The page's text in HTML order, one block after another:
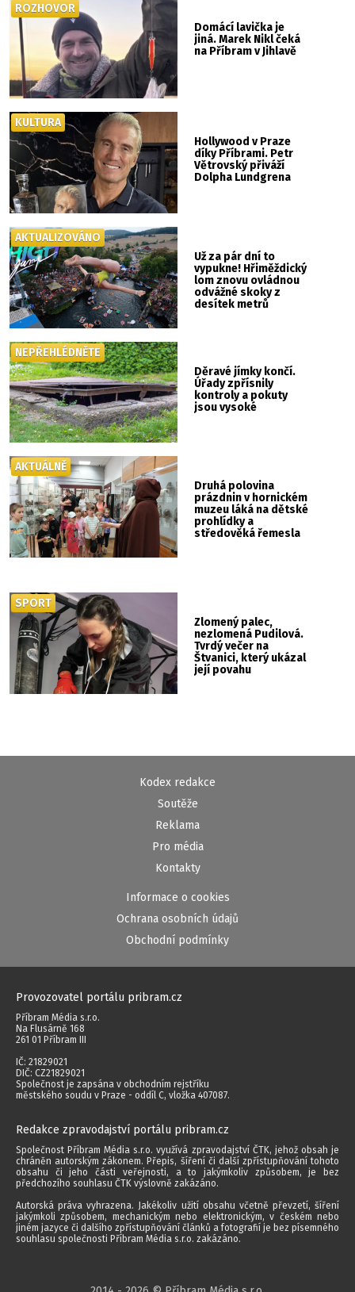
Domácí lavička je
jiná. Marek Nikl čeká
na Příbram v Jihlavě
ROZHOVOR
Hollywood v Praze
díky Příbrami. Petr
Větrovský přiváží
Dolpha Lundgrena
KULTURA
Už za pár dní to
vypukne! Hřiměždický
lom znovu ovládnou
odvážné skoky z
desítek metrů
AKTUALIZOVÁNO
Děravé jímky končí.
Úřady zpřísnily
kontroly a pokuty
jsou vysoké
NEPŘEHLÉDNĚTE
Druhá polovina
prázdnin v hornickém
muzeu láká na dětské
prohlídky a
středověká řemesla
AKTUÁLNĚ
Zlomený palec,
nezlomená Pudilová.
Tvrdý večer na
Štvanici, který ukázal
její povahu
SPORT
Kodex redakce
Soutěže
Reklama
Pro média
Kontakty
Informace o cookies
Ochrana osobních údajů
Obchodní podmínky
Provozovatel portálu pribram.cz
Příbram Média s.r.o.
Na Flusárně 168
261 01 Příbram III
IČ: 21829021
DIČ: CZ21829021
Společnost je zapsána v obchodním rejstříku
městského soudu v Praze - oddíl C, vložka 407087.
Redakce zpravodajství portálu pribram.cz
Společnost Příbram Média s.r.o. využívá zpravodajství ČTK, jehož obsah je
chráněn autorským zákonem. Přepis, šíření či další zpřístupňování tohoto
obsahu či jeho části veřejnosti, a to jakýmkoliv způsobem, je bez
předchozího souhlasu ČTK výslovně zakázáno.
Autorská práva vyhrazena. Jakékoliv užití obsahu včetně převzetí, šíření
jakýmkoli způsobem, mechanickým nebo elektronickým, v českém nebo
jiném jazyce či dalšího zpřístupňování článků a fotografií je bez písemného
souhlasu společnosti Příbram Média s.r.o. zakázáno.